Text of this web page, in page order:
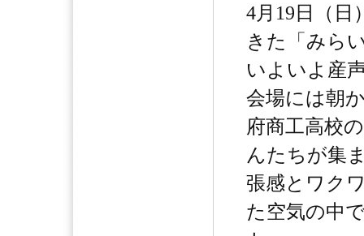
4月19日（日
きた「みら
いよいよ産
会場には朝
府商工高校
んたちが集
張感とワク
た空気の中